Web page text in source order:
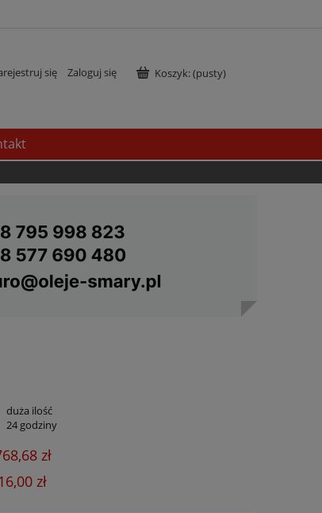
Koszyk:(pusty)
się Zaloguj się
duża ilość
24 godziny
zł
zł